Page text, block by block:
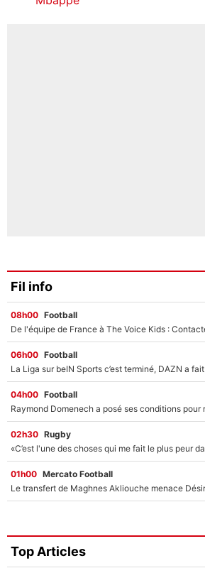
Fil info
08h00 Football
06h00 Football
04h00 Football
02h30 Rugby
01h00 Mercato Football
Top Articles